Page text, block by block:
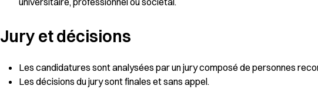
Jury et décisions
Les candidatures sont analysées par un jury composé de personnes
Les décisions du jury sont finales et sans appel.